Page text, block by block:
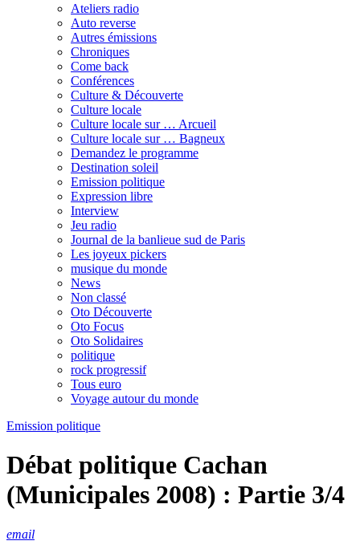
Ateliers radio
Auto reverse
Autres émissions
Chroniques
Come back
Conférences
Culture & Découverte
Culture locale
Culture locale sur … Arcueil
Culture locale sur … Bagneux
Demandez le programme
Destination soleil
Emission politique
Expression libre
Interview
Jeu radio
Journal de la banlieue sud de Paris
Les joyeux pickers
musique du monde
News
Non classé
Oto Découverte
Oto Focus
Oto Solidaires
politique
rock progressif
Tous euro
Voyage autour du monde
Emission politique
Débat politique Cachan
(Municipales 2008) : Partie 3/4
email